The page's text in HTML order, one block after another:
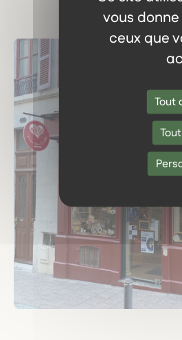
vous
ceux que
Tout